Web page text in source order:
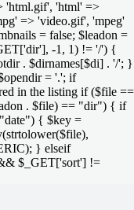
'html.gif', 'html' =>
=> 'video.gif', 'mpeg'
= false; $leadon =
-1, 1) != '/') {
. $dirnames[$di] . '/'; }
= '.'; if
in the listing if ($file ==
. $file) == "dir") { if
{ $key =
} elseif
$_GET['sort'] !=